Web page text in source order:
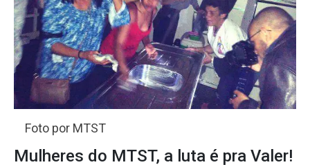
Foto por MTST
Mulheres do MTST, a luta é pra Valer!